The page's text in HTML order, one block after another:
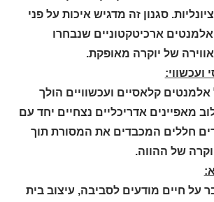
סגנון זה מדגיש איכות על פני
ארכיטקטוניים שנבחרו
של יוקרה מאופקת.
ועכשווי:
קלאסיים ועכשוויים הולך
מאפיינים אדריכליים נצחיים יחד עם
חללים המכבדים את המסורת תוך
של ההווה.
על חיים מודעים לסביבה, עיצוב בית